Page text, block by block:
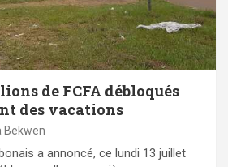
de FCFA débloqués
des vacations
Bekwen
a annoncé, ce lundi 13 juillet